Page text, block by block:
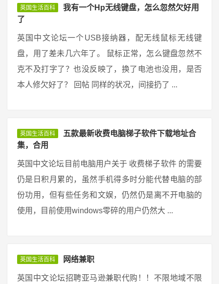
英国生活百科
我有一个Hp无线键盘，怎么忽然欠好用
了
英国中文论坛一个USB接纳器，配无线鼠标无线键
盘，用了差未几六年了。 鼠标正常，怎么键盘忽然不
克不及打字了？也没反映了，换了电池也没用，是否
本人修欠好了？ 回帖 同样的状况，间接扔了 ...
英国生活百科
五款最新收费电脑梯子软件下载地址合
集，合用
英国中文论坛目前电脑用户关于 收费梯子软件 的需要
仍是日积月累的，虽然手机得多时分能代替电脑的部
份功用，但有些任务和文娱，仍然仍是离不开电脑的
使用，目前使用windows零碎的用户仍然大 ...
英国生活百科 网络兼职
英国中文论坛招聘亚马逊兼职代购！！不限地域不限